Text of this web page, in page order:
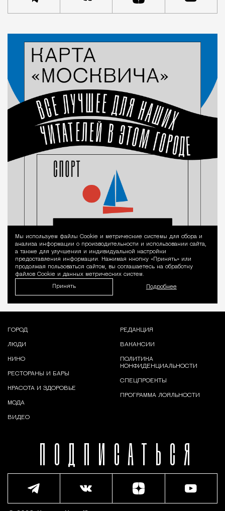
Уведомление
Мы используем файлы Сookie и метрические системы для сбора и
анализа информации о производительности и использовании сайта,
а также для улучшения и индивидуальной настройки
предоставления информации. Нажимая кнопку «Принять» или
продолжая пользоваться сайтом, вы соглашаетесь на обработку
файлов Cookie и данных метрических систем.
Принять Подробнее
ПОДПИСАТЬСЯ
ГОРОД
ЛЮДИ
КИНО
РЕСТОРАНЫ И БАРЫ
КРАСОТА И ЗДОРОВЬЕ
МОДА
ВИДЕО
РЕДАКЦИЯ
ВАКАНСИИ
ПОЛИТИКА
КОНФИДЕНЦИАЛЬНОСТИ
СПЕЦПРОЕКТЫ
ПРОГРАММА ЛОЯЛЬНОСТИ